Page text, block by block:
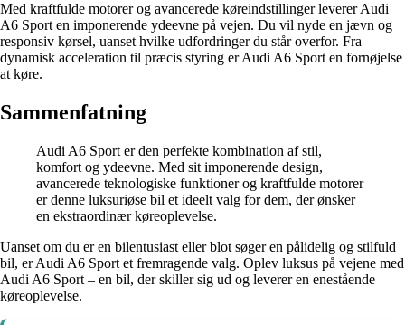
Med kraftfulde motorer og avancerede køreindstillinger leverer Audi
A6 Sport en imponerende ydeevne på vejen. Du vil nyde en jævn og
responsiv kørsel, uanset hvilke udfordringer du står overfor. Fra
dynamisk acceleration til præcis styring er Audi A6 Sport en fornøjelse
at køre.
Sammenfatning
Audi A6 Sport er den perfekte kombination af stil,
komfort og ydeevne. Med sit imponerende design,
avancerede teknologiske funktioner og kraftfulde motorer
er denne luksuriøse bil et ideelt valg for dem, der ønsker
en ekstraordinær køreoplevelse.
Uanset om du er en bilentusiast eller blot søger en pålidelig og stilfuld
bil, er Audi A6 Sport et fremragende valg. Oplev luksus på vejene med
Audi A6 Sport – en bil, der skiller sig ud og leverer en enestående
køreoplevelse.